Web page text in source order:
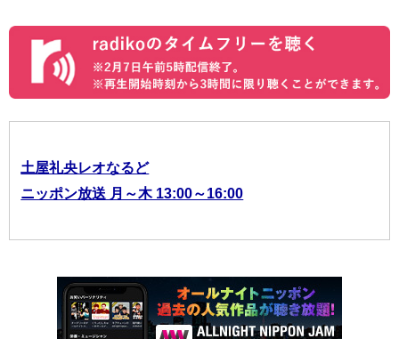
土屋礼央レオなるど
ニッポン放送 月～木 13:00～16:00